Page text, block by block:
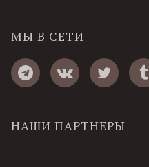
МЫ В СЕТИ
НАШИ ПАРТНЕРЫ